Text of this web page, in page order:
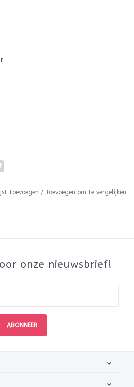
toevoegen / Toevoegen om te vergelijken
onze nieuwsbrief!
ABONNEER